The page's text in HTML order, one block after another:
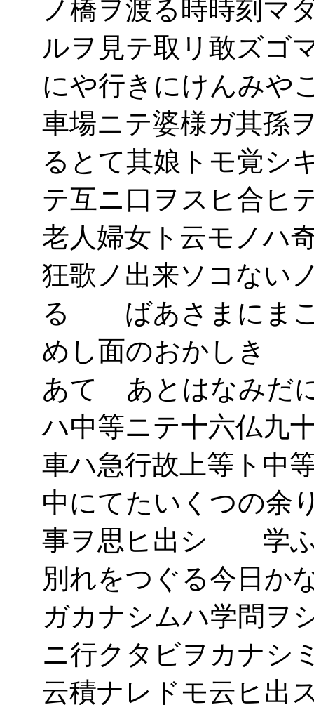
ノ橋ヲ渡る時時刻マ
ルヲ見テ取リ敢ズ
にや行きにけんみ
車場ニテ婆様ガ其孫
るとて其娘トモ覚シ
テ互ニ口ヲスヒ合ヒ
老人婦女ト云モノハ
狂歌ノ出来ソコない
る ばあさまにまご
めし面のおかしき
あてゝあとはなみ
ハ中等ニテ十六仏九
車ハ急行故上等ト中
中にてたいくつの余
事ヲ思ヒ出シ 学ふ
別れをつぐる今日か
ガカナシムハ学問
ニ行クタビヲカナシ
云積ナレドモ云ヒ